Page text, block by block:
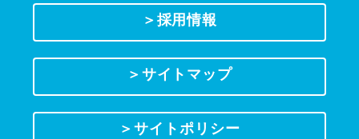
＞採用情報
＞サイトマップ
＞サイトポリシー